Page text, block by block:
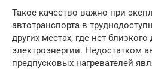
Такое качество важно при
автотранспорта в
других местах, где нет
электроэнергии. Недостатком
предпусковых нагревателей